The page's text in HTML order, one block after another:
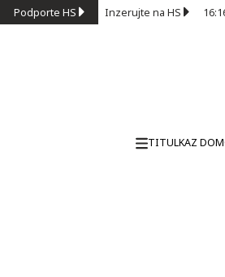
Podporte HS Inzerujte na HS
TITULKAZ